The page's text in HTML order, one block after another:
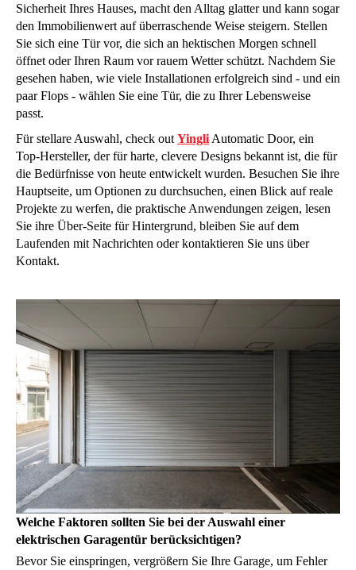
Sicherheit Ihres Hauses, macht den Alltag glatter und kann sogar
den Immobilienwert auf überraschende Weise steigern. Stellen
Sie sich eine Tür vor, die sich an hektischen Morgen schnell
öffnet oder Ihren Raum vor rauem Wetter schützt. Nachdem Sie
gesehen haben, wie viele Installationen erfolgreich sind - und ein
paar Flops - wählen Sie eine Tür, die zu Ihrer Lebensweise
passt.
Für stellare Auswahl, check out Yingli Automatic Door, ein
Top-Hersteller, der für harte, clevere Designs bekannt ist, die für
die Bedürfnisse von heute entwickelt wurden. Besuchen Sie ihre
Hauptseite, um Optionen zu durchsuchen, einen Blick auf reale
Projekte zu werfen, die praktische Anwendungen zeigen, lesen
Sie ihre Über-Seite für Hintergrund, bleiben Sie auf dem
Laufenden mit Nachrichten oder kontaktieren Sie uns über
Kontakt.
Welche Faktoren sollten Sie bei der Auswahl einer
elektrischen Garagentür berücksichtigen?
Bevor Sie einspringen, vergrößern Sie Ihre Garage, um Fehler